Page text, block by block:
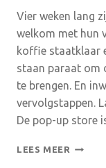
Vier weken lang
welkom met hun
koffie staatklaar
staan paraat om
te brengen. En
vervolgstappen.
De pop-up store
LEES MEER